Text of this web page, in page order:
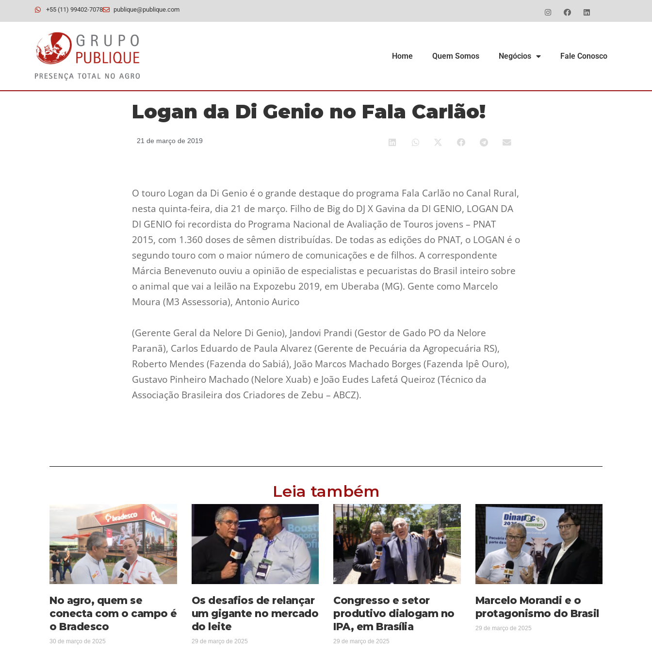
+55 (11) 99402-7078 publique@publique.com
Home Quem Somos Negócios Fale Conosco
Logan da Di Genio no Fala Carlão!
21 de março de 2019
O touro Logan da Di Genio é o grande destaque do programa Fala Carlão no Canal Rural,
nesta quinta-feira, dia 21 de março. Filho de Big do DJ X Gavina da DI GENIO, LOGAN DA
DI GENIO foi recordista do Programa Nacional de Avaliação de Touros jovens – PNAT
2015, com 1.360 doses de sêmen distribuídas. De todas as edições do PNAT, o LOGAN é o
segundo touro com o maior número de comunicações e de filhos. A correspondente
Márcia Benevenuto ouviu a opinião de especialistas e pecuaristas do Brasil inteiro sobre
o animal que vai a leilão na Expozebu 2019, em Uberaba (MG). Gente como Marcelo
Moura (M3 Assessoria), Antonio Aurico
(Gerente Geral da Nelore Di Genio), Jandovi Prandi (Gestor de Gado PO da Nelore
Paranã), Carlos Eduardo de Paula Alvarez (Gerente de Pecuária da Agropecuária RS),
Roberto Mendes (Fazenda do Sabiá), João Marcos Machado Borges (Fazenda Ipê Ouro),
Gustavo Pinheiro Machado (Nelore Xuab) e João Eudes Lafetá Queiroz (Técnico da
Associação Brasileira dos Criadores de Zebu – ABCZ).
Leia também
No agro, quem se
conecta com o campo é
o Bradesco
30 de março de 2025
Os desafios de relançar
um gigante no mercado
do leite
29 de março de 2025
Congresso e setor
produtivo dialogam no
IPA, em Brasília
29 de março de 2025
Marcelo Morandi e o
protagonismo do Brasil
29 de março de 2025